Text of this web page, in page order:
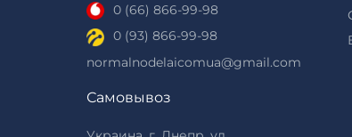
0 (66) 866-99-98
0 (93) 866-99-98
normalnodelaicomua@gmail.com
Самовывоз